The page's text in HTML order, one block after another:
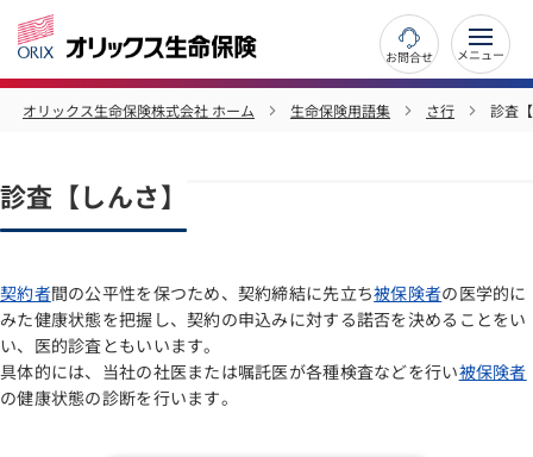
お問合せ
オリックス生命保険株式会社 ホーム 生命保険用語集 さ行 診査
診査【しんさ】
契約者間の公平性を保つため、契約締結に先立ち被保険者の医学的に
みた健康状態を把握し、契約の申込みに対する諾否を決めることをい
い、医的診査ともいいます。
具体的には、当社の社医または嘱託医が各種検査などを行い被保険者
の健康状態の診断を行います。